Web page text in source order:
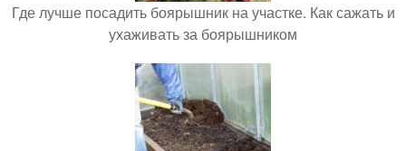
Где лучше посадить боярышник на участке. Как сажать и
ухаживать за боярышником